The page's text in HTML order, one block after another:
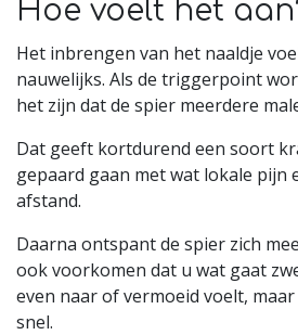
Hoe voelt het
Het inbrengen van het naaldje
nauwelijks. Als de triggerpoint
het zijn dat de spier meerdere
Dat geeft kortdurend een soort
gepaard gaan met wat lokale pijn
afstand.
Daarna ontspant de spier zich
ook voorkomen dat u wat gaat
even naar of vermoeid voelt,
snel.